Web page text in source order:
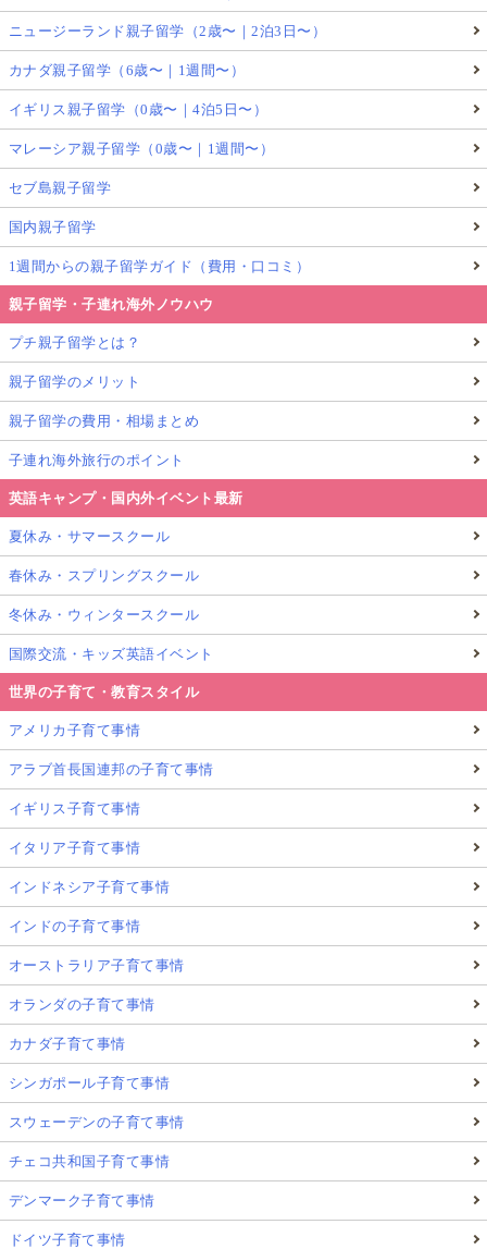
ニュージーランド親子留学（2歳〜｜2泊3日〜）
カナダ親子留学（6歳〜｜1週間〜）
イギリス親子留学（0歳〜｜4泊5日〜）
マレーシア親子留学（0歳〜｜1週間〜）
セブ島親子留学
国内親子留学
1週間からの親子留学ガイド（費用・口コミ）
親子留学・子連れ海外ノウハウ
プチ親子留学とは？
親子留学のメリット
親子留学の費用・相場まとめ
子連れ海外旅行のポイント
英語キャンプ・国内外イベント最新
夏休み・サマースクール
春休み・スプリングスクール
冬休み・ウィンタースクール
国際交流・キッズ英語イベント
世界の子育て・教育スタイル
アメリカ子育て事情
アラブ首長国連邦の子育て事情
イギリス子育て事情
イタリア子育て事情
インドネシア子育て事情
インドの子育て事情
オーストラリア子育て事情
オランダの子育て事情
カナダ子育て事情
シンガポール子育て事情
スウェーデンの子育て事情
チェコ共和国子育て事情
デンマーク子育て事情
ドイツ子育て事情